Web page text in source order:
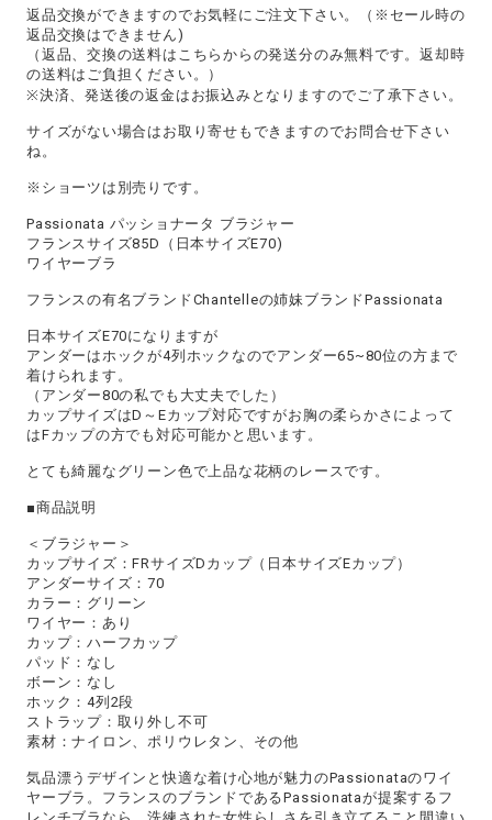
返品交換ができますのでお気軽にご注文下さい。（※セール時の
返品交換はできません)
（返品、交換の送料はこちらからの発送分のみ無料です。返却時
の送料はご負担ください。）
※決済、発送後の返金はお振込みとなりますのでご了承下さい。
サイズがない場合はお取り寄せもできますのでお問合せ下さい
ね。
※ショーツは別売りです。
Passionata パッショナータ ブラジャー
フランスサイズ85D（日本サイズE70)
ワイヤーブラ
フランスの有名ブランドChantelleの姉妹ブランドPassionata
日本サイズE70になりますが
アンダーはホックが4列ホックなのでアンダー65~80位の方まで
着けられます。
（アンダー80の私でも大丈夫でした）
カップサイズはD～Eカップ対応ですがお胸の柔らかさによって
はFカップの方でも対応可能かと思います。
とても綺麗なグリーン色で上品な花柄のレースです。
■商品説明
＜ブラジャー＞
カップサイズ：FRサイズDカップ（日本サイズEカップ）
アンダーサイズ：70
カラー：グリーン
ワイヤー：あり
カップ：ハーフカップ
パッド：なし
ボーン：なし
ホック：4列2段
ストラップ：取り外し不可
素材：ナイロン、ポリウレタン、その他
気品漂うデザインと快適な着け心地が魅力のPassionataのワイ
ヤーブラ。フランスのブランドであるPassionataが提案するフ